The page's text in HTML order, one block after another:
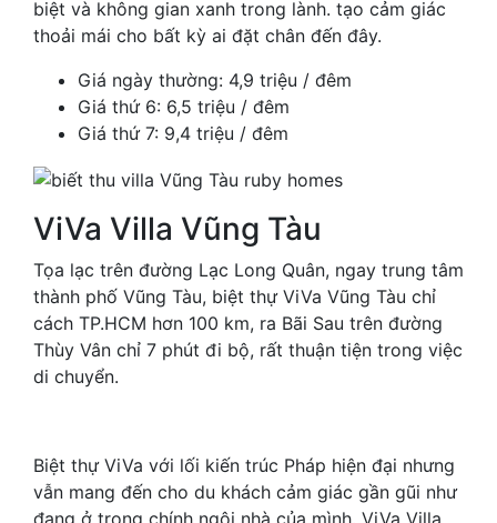
biệt và không gian xanh trong lành. tạo cảm giác
thoải mái cho bất kỳ ai đặt chân đến đây.
Giá ngày thường: 4,9 triệu / đêm
Giá thứ 6: 6,5 triệu / đêm
Giá thứ 7: 9,4 triệu / đêm
ViVa Villa Vũng Tàu
Tọa lạc trên đường Lạc Long Quân, ngay trung tâm
thành phố Vũng Tàu, biệt thự ViVa Vũng Tàu chỉ
cách TP.HCM hơn 100 km, ra Bãi Sau trên đường
Thùy Vân chỉ 7 phút đi bộ, rất thuận tiện trong việc
di chuyển.
Biệt thự ViVa với lối kiến ​​trúc Pháp hiện đại nhưng
vẫn mang đến cho du khách cảm giác gần gũi như
đang ở trong chính ngôi nhà của mình. ViVa Villa